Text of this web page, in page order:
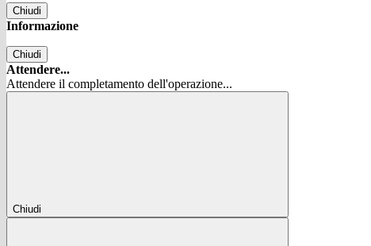
Chiudi
Informazione
Chiudi
Attendere...
Attendere il completamento dell'operazione...
Chiudi